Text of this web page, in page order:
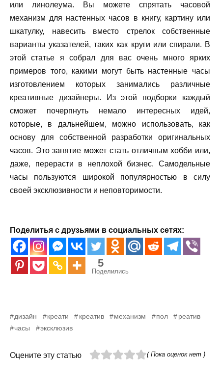
или линолеума. Вы можете спрятать часовой
механизм для настенных часов в книгу, картину или
шкатулку, навесить вместо стрелок собственные
варианты указателей, таких как круги или спирали. В
этой статье я собрал для вас очень много ярких
примеров того, какими могут быть настенные часы
изготовлением которых занимались различные
креативные дизайнеры. Из этой подборки каждый
сможет почерпнуть немало интересных идей,
которые, в дальнейшем, можно использовать, как
основу для собственной разработки оригинальных
часов. Это занятие может стать отличным хобби или,
даже, перерасти в неплохой бизнес. Самодельные
часы пользуются широкой популярностью в силу
своей эксклюзивности и неповторимости.
Поделитья с друзьями в социальных сетях:
5
Поделились
дизайн креати креатив механизм пол
реатив
часы
эксклюзив
Оцените эту статью ( Пока оценок нет )